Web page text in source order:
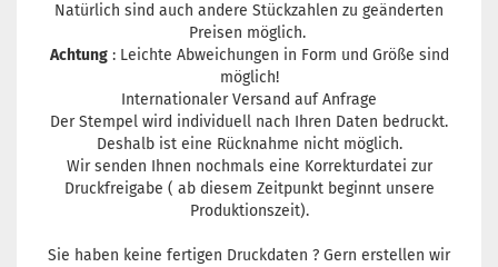
Natürlich sind auch andere Stückzahlen zu geänderten
Preisen möglich.
Achtung: Leichte Abweichungen in Form und Größe sind
möglich!
Internationaler Versand auf Anfrage
Der Stempel wird individuell nach Ihren Daten bedruckt.
Deshalb ist eine Rücknahme nicht möglich.
Wir senden Ihnen nochmals eine Korrekturdatei zur
Druckfreigabe ( ab diesem Zeitpunkt beginnt unsere
Produktionszeit).
Sie haben keine fertigen Druckdaten ? Gern erstellen wir